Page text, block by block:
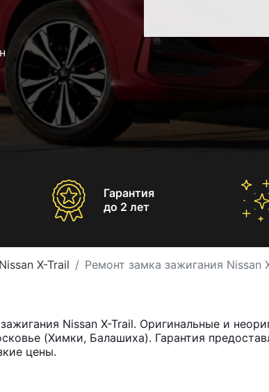
Гарантия
до 2 лет
X-Trail Ремонт замка зажигания Nissan
Nissan X-Trail. Оригинальные и
(Химки, Балашиха). Гарантия
цены.